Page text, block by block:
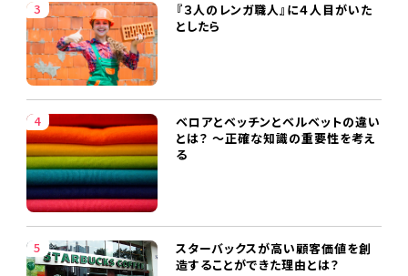
『３人のレンガ職人』に４人目がいた
としたら
ベロアとベッチンとベルベットの違い
とは？ ～正確な知識の重要性を考え
る
スターバックスが高い顧客価値を創
造することができた理由とは？